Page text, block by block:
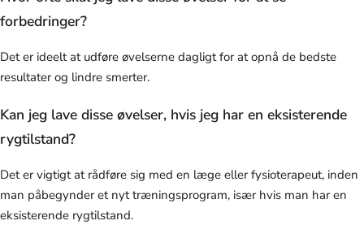
forbedringer?
Det er ideelt at udføre øvelserne dagligt for at opnå de bedste
resultater og lindre smerter.
Kan jeg lave disse øvelser, hvis jeg har en eksisterende
rygtilstand?
Det er vigtigt at rådføre sig med en læge eller fysioterapeut, inden
man påbegynder et nyt træningsprogram, især hvis man har en
eksisterende rygtilstand.